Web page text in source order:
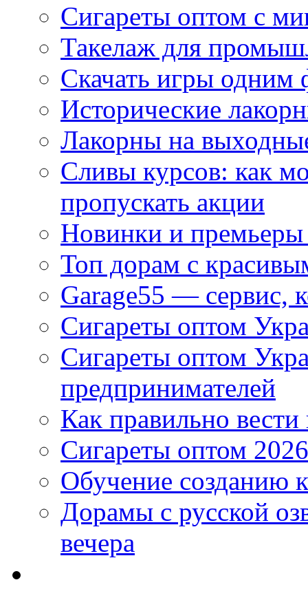
Сигареты оптом с
Такелаж для
Скачать игры одним
Исторические
Лакорны на
Сливы курсов: как
пропускать акции
Новинки и
Топ дорам с
Garage55 — сервис,
Сигареты оптом
Сигареты оптом
предпринимателей
Как правильно
Сигареты оптом
Обучение созданию
Дорамы с русской
вечера